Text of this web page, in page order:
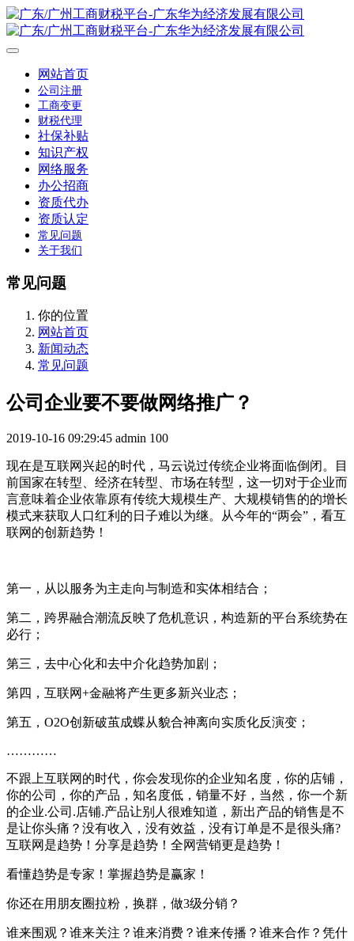
网站首页
公司注册
工商变更
财税代理
社保补贴
知识产权
网络服务
办公招商
资质代办
资质认定
常见问题
关于我们
常见问题
你的位置
网站首页
新闻动态
常见问题
公司企业要不要做网络推广？
2019-10-16 09:29:45 admin 100
现在是互联网兴起的时代，马云说过传统企业将面临倒闭。目
前国家在转型、经济在转型、市场在转型，这一切对于企业而
言意味着企业依靠原有传统大规模生产、大规模销售的的增长
模式来获取人口红利的日子难以为继。从今年的“两会”，看互
联网的创新趋势！
第一，从以服务为主走向与制造和实体相结合；
第二，跨界融合潮流反映了危机意识，构造新的平台系统势在
必行；
第三，去中心化和去中介化趋势加剧；
第四，互联网+金融将产生更多新兴业态；
第五，O2O创新破茧成蝶从貌合神离向实质化反演变；
…………
不跟上互联网的时代，你会发现你的企业知名度，你的店铺，
你的公司，你的产品，知名度低，销量不好，当然，你一个新
的企业.公司.店铺.产品让别人很难知道，新出产品的销售是不
是让你头痛？没有收入，没有效益，没有订单是不是很头痛?
互联网是趋势！分享是趋势！全网营销更是趋势！
看懂趋势是专家！掌握趋势是赢家！
你还在用朋友圈拉粉，换群，做3级分销？
谁来围观？谁来关注？谁来消费？谁来传播？谁来合作？凭什